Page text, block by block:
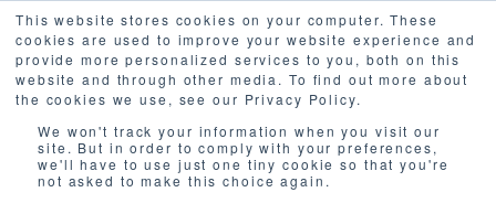
This website stores cookies on your computer. These
cookies are used to improve your website experience and
provide more personalized services to you, both on this
website and through other media. To find out more about
the cookies we use, see our Privacy Policy.
We won't track your information when you visit our
site. But in order to comply with your preferences,
we'll have to use just one tiny cookie so that you're
not asked to make this choice again.
AironWorks株式会社 公告一覧